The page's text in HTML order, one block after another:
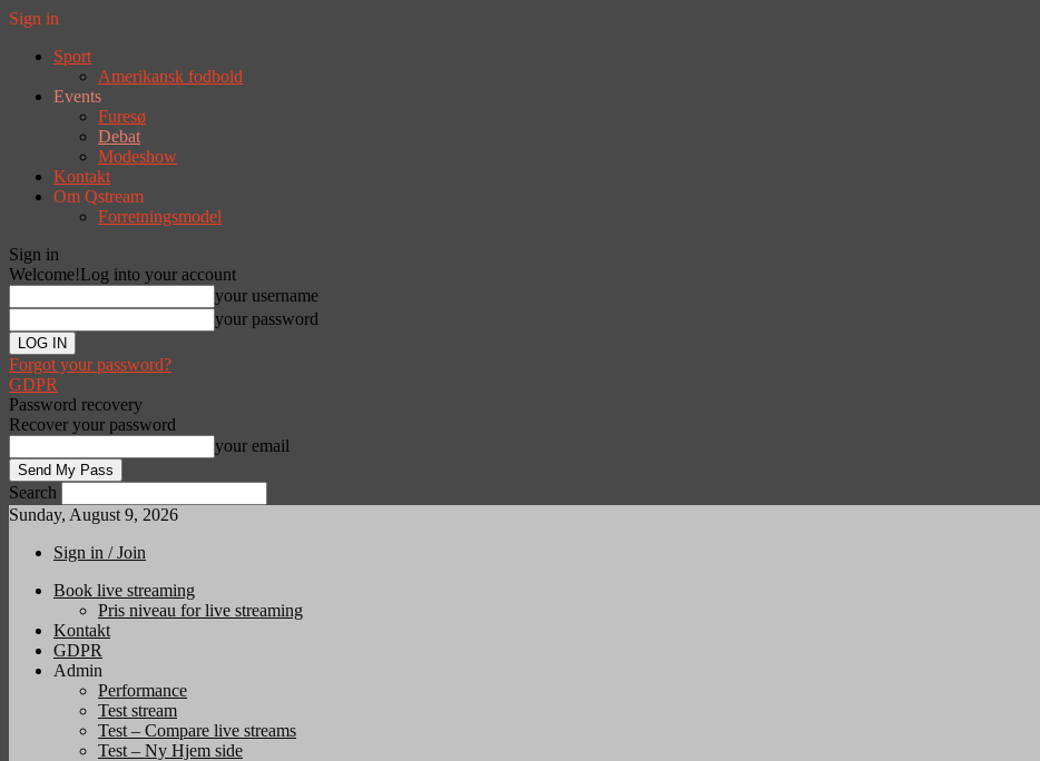
Sign in
Sport
Amerikansk fodbold
Events
Furesø
Debat
Modeshow
Kontakt
Om Qstream
Forretningsmodel
Sign in
Welcome!Log into your account
your username
your password
Forgot your password?
GDPR
Password recovery
Recover your password
your email
Search
Sunday, August 9, 2026
Sign in / Join
Book live streaming
Pris niveau for live streaming
Kontakt
GDPR
Admin
Performance
Test stream
Test – Compare live streams
Test – Ny Hjem side